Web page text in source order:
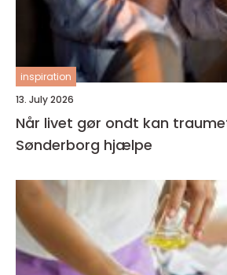
inspiration
13. July 2026
Når livet gør ondt kan
Sønderborg hjælpe